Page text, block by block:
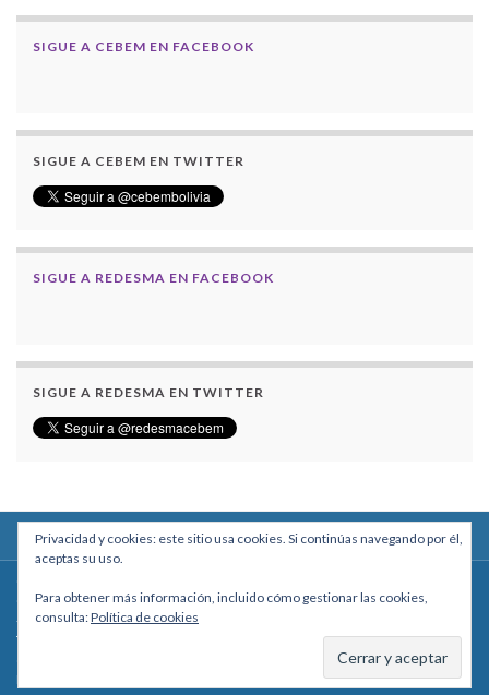
SIGUE A CEBEM EN FACEBOOK
SIGUE A CEBEM EN TWITTER
SIGUE A REDESMA EN FACEBOOK
SIGUE A REDESMA EN TWITTER
Calle Macario Pinilla # 2588 esq. Av. Arce, Edificio Arcadia, Mezzanine, Of. 101
- La Paz, Bolivia
Teléfono: +591 2431818 - Celular: +591 73027636
Privacidad y cookies: este sitio usa cookies. Si continúas navegando por él,
aceptas su uso.
Para obtener más información, incluido cómo gestionar las cookies,
consulta:Política de cookies